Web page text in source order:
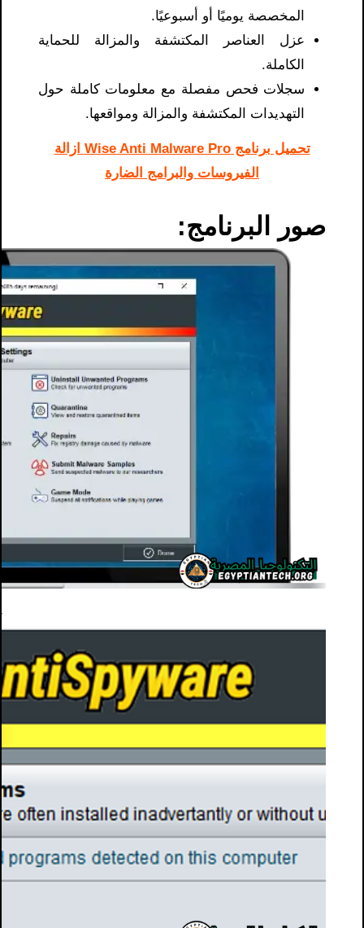
المخصصة يوميًا أو أسبوعيًا.
عزل العناصر المكتشفة والمزالة للحماية
الكاملة.
سجلات فحص مفصلة مع معلومات كاملة حول
التهديدات المكتشفة والمزالة ومواقعها.
تحميل برنامج Wise Anti Malware Pro ازالة
الفيروسات والبرامج الضارة
صور البرنامج: